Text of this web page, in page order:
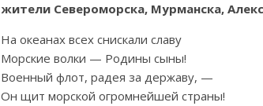
жители Североморска, Мурманска,
На океанах всех снискали славу
Морские волки — Родины сыны!
Военный флот, радея за державу, —
Он щит морской огромнейшей страны!